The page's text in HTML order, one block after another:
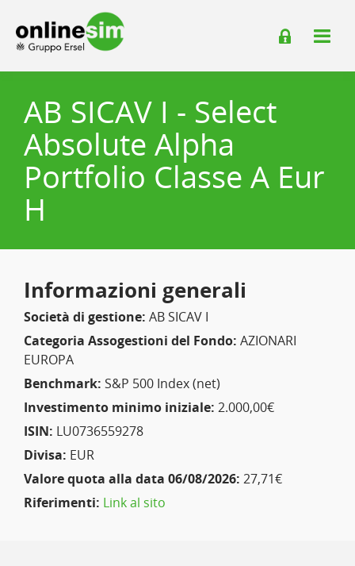
AB SICAV I - Select
Absolute Alpha
Portfolio Classe A Eur
H
Informazioni generali
Società di gestione: AB SICAV I
Categoria Assogestioni del Fondo: AZIONARI
EUROPA
Benchmark: S&P 500 Index (net)
Investimento minimo iniziale: 2.000,00€
ISIN: LU0736559278
Divisa: EUR
Valore quota alla data 06/08/2026: 27,71€
Riferimenti: Link al sito